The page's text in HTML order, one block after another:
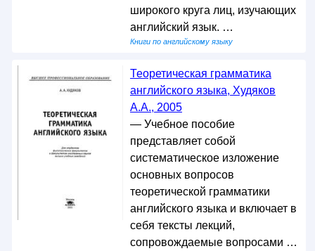
широкого круга лиц, изучающих
английский язык. …
Книги по английскому языку
Теоретическая грамматика
английского языка, Худяков
А.А., 2005
— Учебное пособие
представляет собой
систематическое изложение
основных вопросов
теоретической грамматики
английского языка и включает в
себя тексты лекций,
сопровождаемые вопросами …